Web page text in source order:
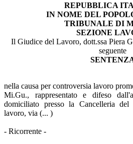
REPUBBLICA
IN NOME DEL
TRIBUNALE DI
SEZIONE
Il Giudice del Lavoro, dott.ssa Piera
seguente
nella causa per controversia lavoro
Mi.Gu., rappresentato e difeso
domiciliato presso la Cancelleria
lavoro, via (... )
- Ricorrente -